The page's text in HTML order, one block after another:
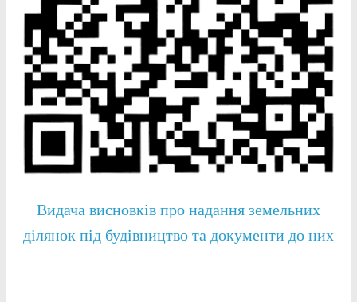
Видача висновків про надання земельних
ділянок під будівництво та документи до них